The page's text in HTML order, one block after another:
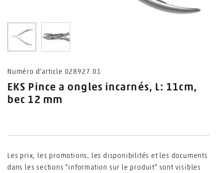
0
Numéro d'article 028927.01
EKS Pince a ongles incarnés, L: 11cm,
bec 12 mm
Les prix, les promotions, les disponibilités et les documents
dans les sections "information sur le produit" sont visibles